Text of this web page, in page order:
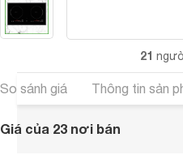
21
So sánh giá Thông tin sản
Giá của 23 nơi bán